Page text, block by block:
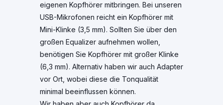
eigenen Kopfhörer mitbringen. Bei unseren
USB-Mikrofonen reicht ein Kopfhörer mit
Mini-Klinke (3,5 mm). Sollten Sie über den
großen Equalizer aufnehmen wollen,
benötigen Sie Kopfhörer mit großer Klinke
(6,3 mm). Alternativ haben wir auch Adapter
vor Ort, wobei diese die Tonqualität
minimal beeinflussen können.